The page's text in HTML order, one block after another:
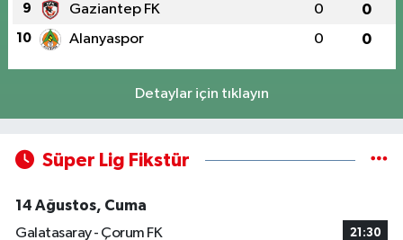
9 Gaziantep FK 0 0
10 Alanyaspor 0 0
Detaylar için tıklayın
Süper Lig Fikstür
14 Ağustos, Cuma
Galatasaray - Çorum FK
21:30